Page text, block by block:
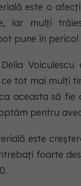
este o
iar mulți
pune în
ce tot mai mulți
aceasta să
pentru
este
foarte